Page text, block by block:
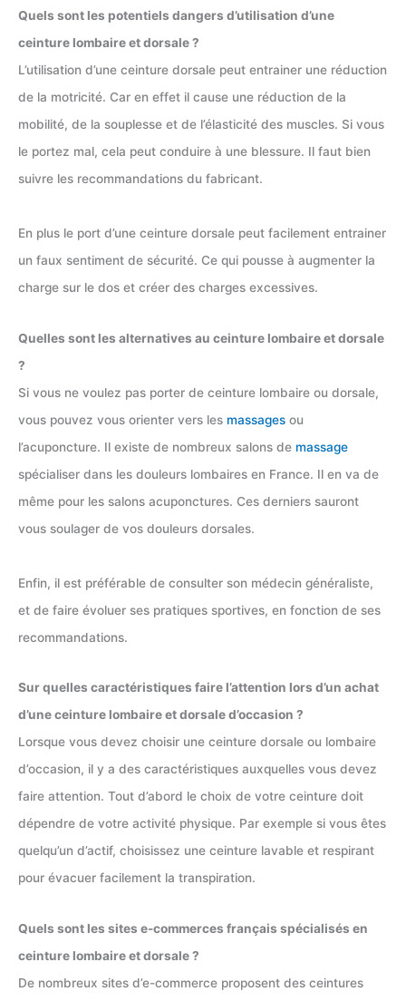
Quels sont les potentiels dangers d’utilisation d’une
ceinture lombaire et dorsale ?
L’utilisation d’une ceinture dorsale peut entrainer une réduction
de la motricité. Car en effet il cause une réduction de la
mobilité, de la souplesse et de l’élasticité des muscles. Si vous
le portez mal, cela peut conduire à une blessure. Il faut bien
suivre les recommandations du fabricant.
En plus le port d’une ceinture dorsale peut facilement entrainer
un faux sentiment de sécurité. Ce qui pousse à augmenter la
charge sur le dos et créer des charges excessives.
Quelles sont les alternatives au ceinture lombaire et dorsale
?
Si vous ne voulez pas porter de ceinture lombaire ou dorsale,
vous pouvez vous orienter vers les massages ou
l’acuponcture. Il existe de nombreux salons de massage
spécialiser dans les douleurs lombaires en France. Il en va de
même pour les salons acuponctures. Ces derniers sauront
vous soulager de vos douleurs dorsales.
Enfin, il est préférable de consulter son médecin généraliste,
et de faire évoluer ses pratiques sportives, en fonction de ses
recommandations.
Sur quelles caractéristiques faire l’attention lors d’un achat
d’une ceinture lombaire et dorsale d’occasion ?
Lorsque vous devez choisir une ceinture dorsale ou lombaire
d’occasion, il y a des caractéristiques auxquelles vous devez
faire attention. Tout d’abord le choix de votre ceinture doit
dépendre de votre activité physique. Par exemple si vous êtes
quelqu’un d’actif, choisissez une ceinture lavable et respirant
pour évacuer facilement la transpiration.
Quels sont les sites e-commerces français spécialisés en
ceinture lombaire et dorsale ?
De nombreux sites d’e-commerce proposent des ceintures